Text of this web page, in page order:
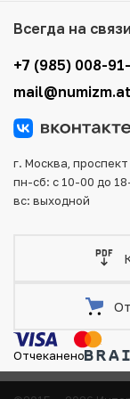
того, возможен
Для вашего
оплаты и
тщательно
Всегда на связи
+7 (985) 008-
mail@numizm.at
г. Москва,
пн-сб: с 10-00 до
вс: выходной
Отчеканено